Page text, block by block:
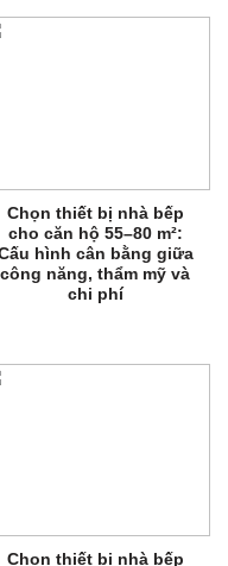
Chọn thiết bị nhà bếp
cho căn hộ 55–80 m²:
hình cân bằng giữa
công năng, thẩm mỹ và
chi phí
Chọn thiết bị nhà bếp